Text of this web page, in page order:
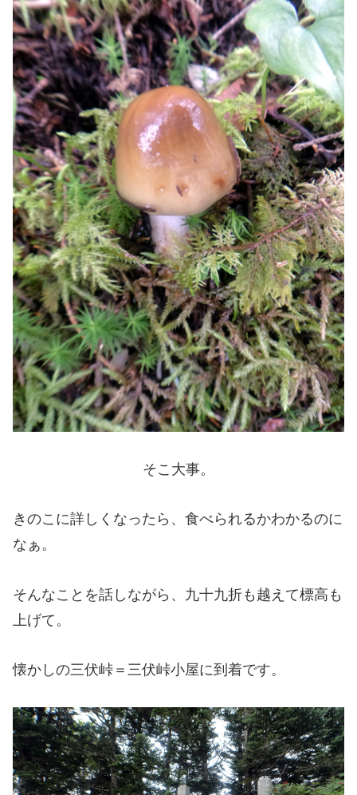
そこ大事。
きのこに詳しくなったら、食べられるかわかるのに
なぁ。
そんなことを話しながら、九十九折も越えて標高も
上げて。
懐かしの三伏峠＝三伏峠小屋に到着です。